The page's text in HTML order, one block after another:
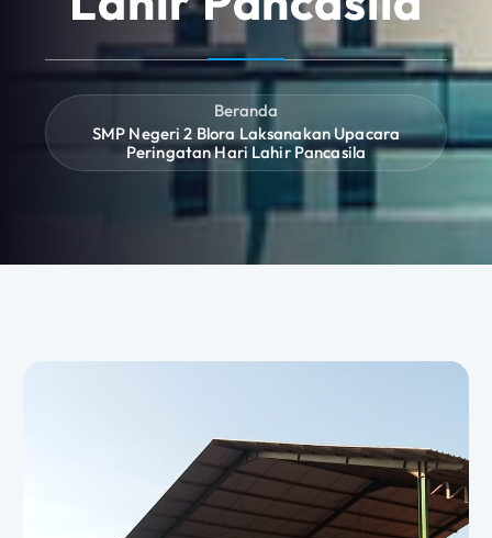
Beranda
SMP Negeri 2 Blora Laksanakan Upacara
Peringatan Hari Lahir Pancasila